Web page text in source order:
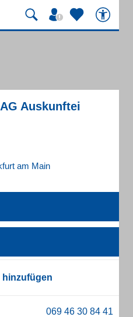
Auskunftei
am Main
hinzufügen